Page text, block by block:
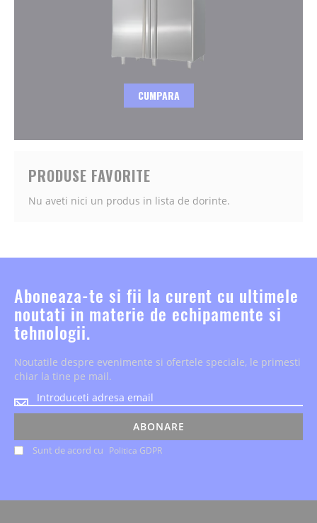
CUMPARA
PRODUSE FAVORITE
Nu aveti nici un produs in lista de dorinte.
Aboneaza-te si fii la curent cu ultimele
noutati in materie de echipamente si
tehnologii.
Noutatile despre evenimente si ofertele speciale, le primesti
chiar la tine pe mail.
Noutatile
despre
si
oferteleSunt de acord cu Politica GDPR
ABONARE